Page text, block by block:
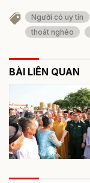
Người có uy tín
thoát nghèo
BÀI LIÊN QUAN